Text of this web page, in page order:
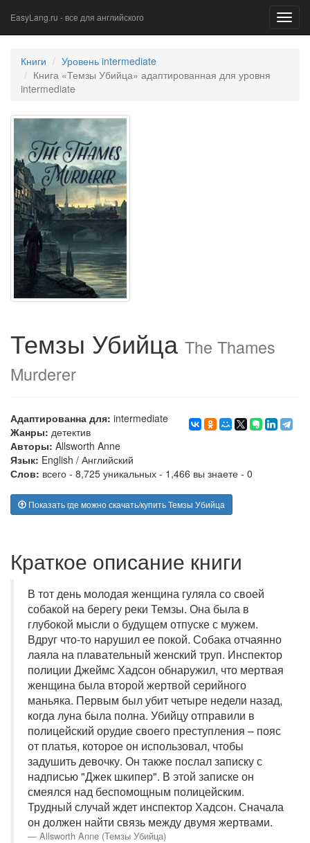
EasyLang.ru - все для английского
Книги
Уровень intermediate
Книга «Темзы Убийца» адаптированная для уровня
intermediate
Темзы Убийца The Thames
Murderer
Адаптированна для: intermediate
Жанры: детектив
Авторы: Allsworth Anne
Язык: English / Английский
Слов: всего - 8,725 уникальных - 1,466 вы знаете - 0
Показать где можно скачать/купить Темзы Убийца
Краткое описание книги
В тот день молодая женщина гуляла со своей
собакой на берегу реки Темзы. Она была в
глубокой мысли о будущем отпуске с мужем.
Вдруг что-то нарушил ее покой. Собака отчаянно
лаяла на плавательный женский труп. Инспектор
полиции Джеймс Хадсон обнаружил, что мертвая
женщина была второй жертвой серийного
маньяка. Первым был убит четыре недели назад,
когда луна была полна. Убийцу отправили в
полицейский орудие своего преступления – пояс
от платья, которое он использовал, чтобы
задушить девочку. Он также послал записку с
надписью "Джек шкипер". В этой записке он
смеялся над беспомощным полицейским.
Трудный случай ждет инспектор Хадсон. Сначала
он должен найти связь между двумя жертвами.
Allsworth Anne (Темзы Убийца)